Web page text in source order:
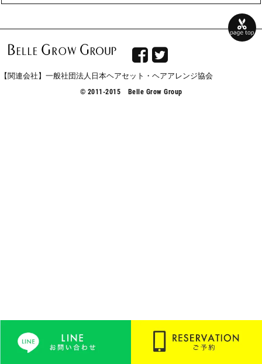
 
【関連会社】一般社団法人日本ヘアセット・ヘアアレンジ協会
© 2011-2015 Belle Grow Group